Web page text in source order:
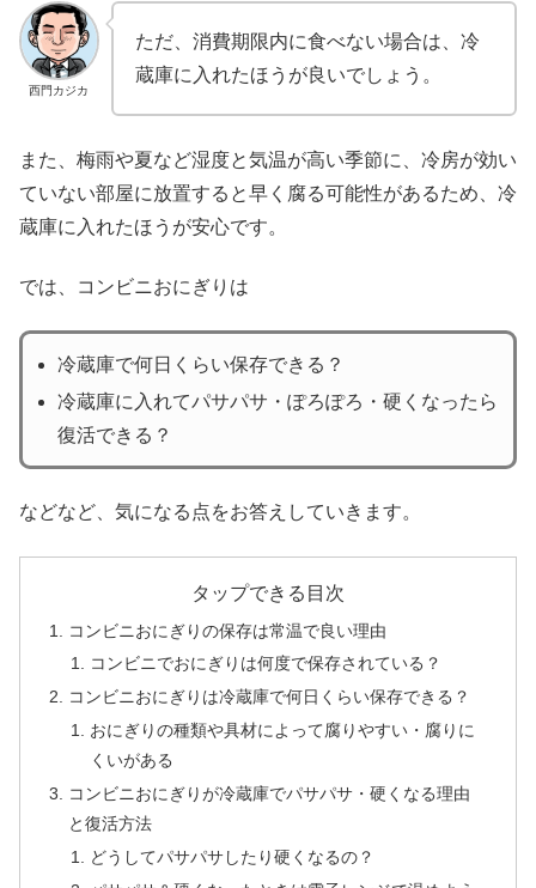
西門カジカ
ただ、消費期限内に食べない場合は、冷
蔵庫に入れたほうが良いでしょう。
また、梅雨や夏など湿度と気温が高い季節に、冷房が効い
ていない部屋に放置すると早く腐る可能性があるため、冷
蔵庫に入れたほうが安心です。
では、コンビニおにぎりは
冷蔵庫で何日くらい保存できる？
冷蔵庫に入れてパサパサ・ぽろぽろ・硬くなったら
復活できる？
などなど、気になる点をお答えしていきます。
タップできる目次
コンビニおにぎりの保存は常温で良い理由
コンビニでおにぎりは何度で保存されている？
コンビニおにぎりは冷蔵庫で何日くらい保存できる？
おにぎりの種類や具材によって腐りやすい・腐りに
くいがある
コンビニおにぎりが冷蔵庫でパサパサ・硬くなる理由
と復活方法
どうしてパサパサしたり硬くなるの？